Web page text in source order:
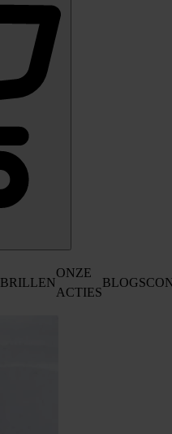
BRILLEN
ONZE
ACTIES
BLOGS